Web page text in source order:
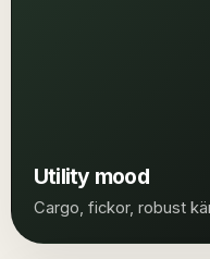
Utility mood
Cargo, fickor, robust